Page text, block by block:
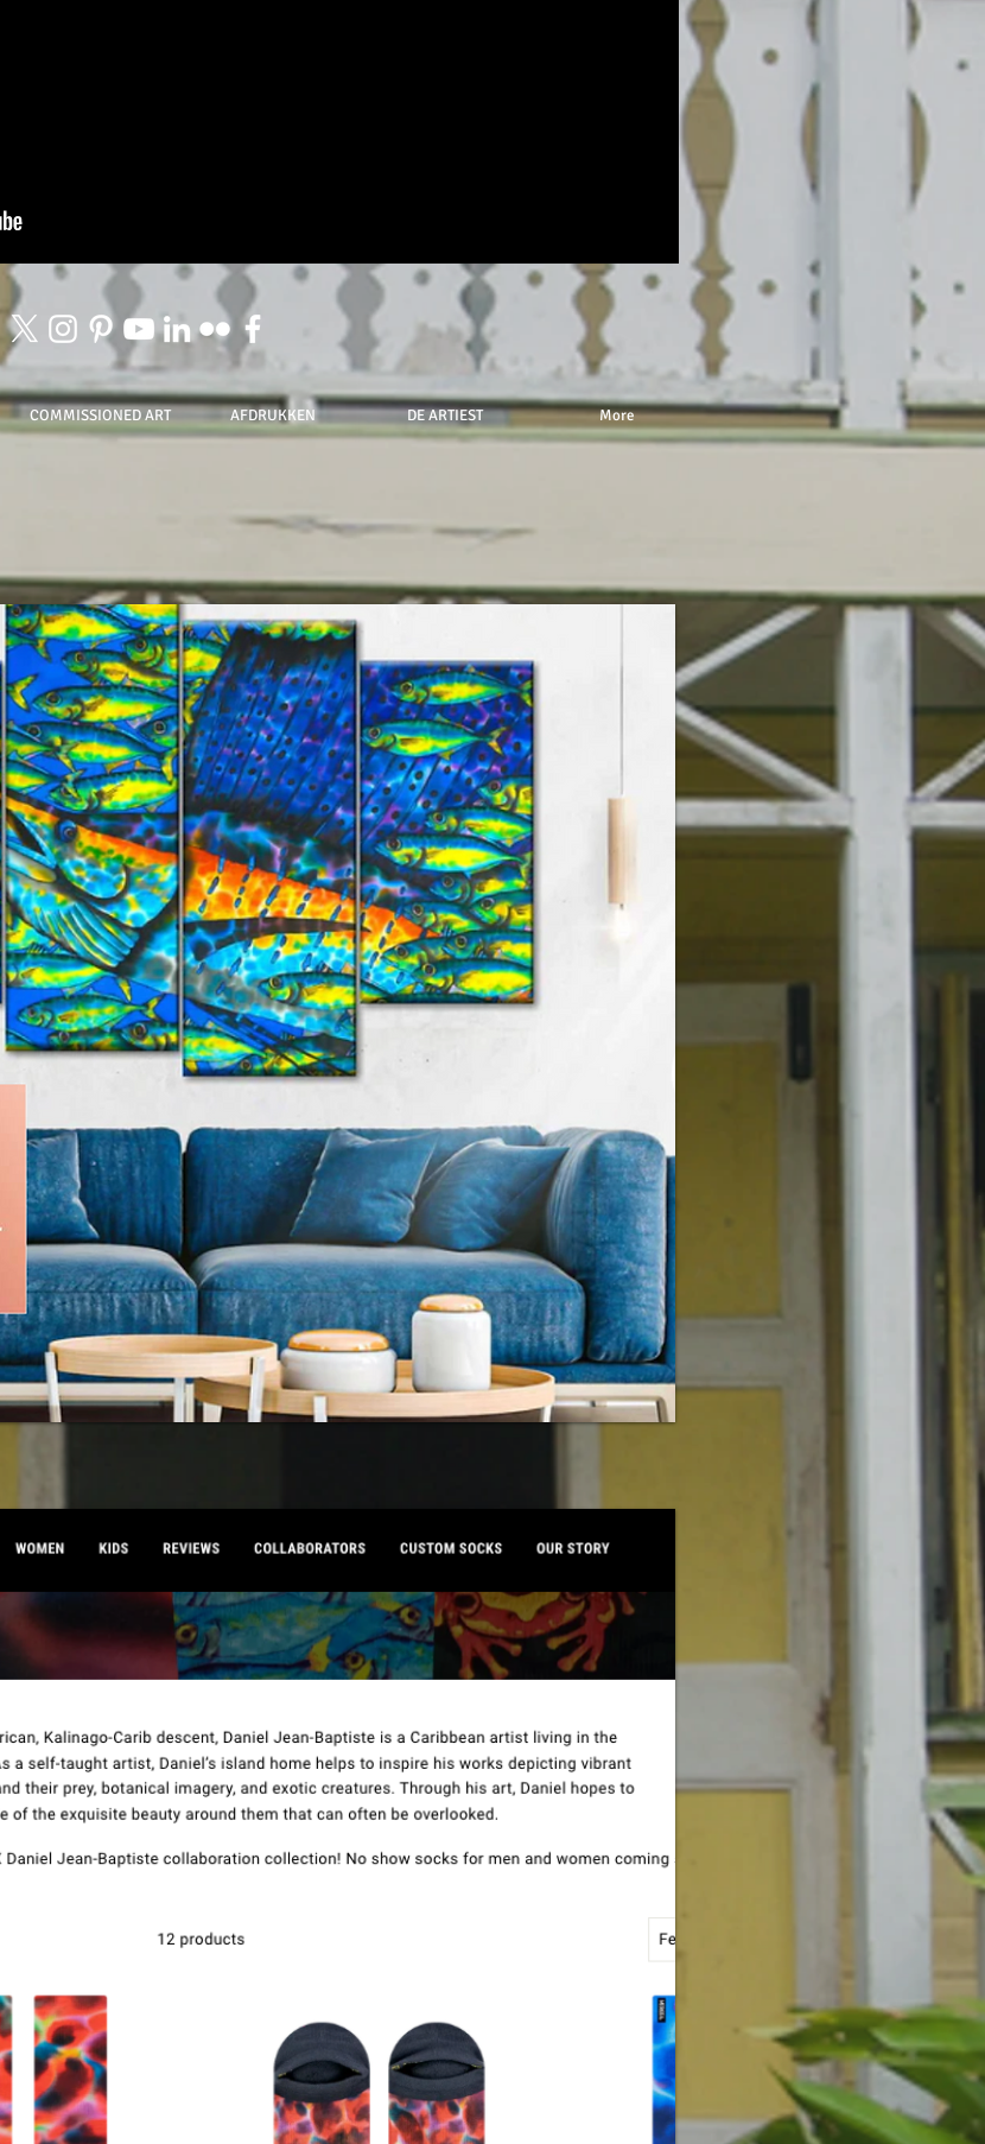
COMMISSIONED ART AFDRUKKEN DE ARTIEST More